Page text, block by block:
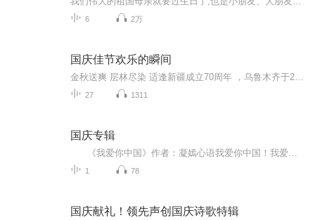
6 2万
国庆佳节欢乐的瞬间
27 1311
国庆专辑
1 78
国庆献礼！领先声创国庆诗歌特辑